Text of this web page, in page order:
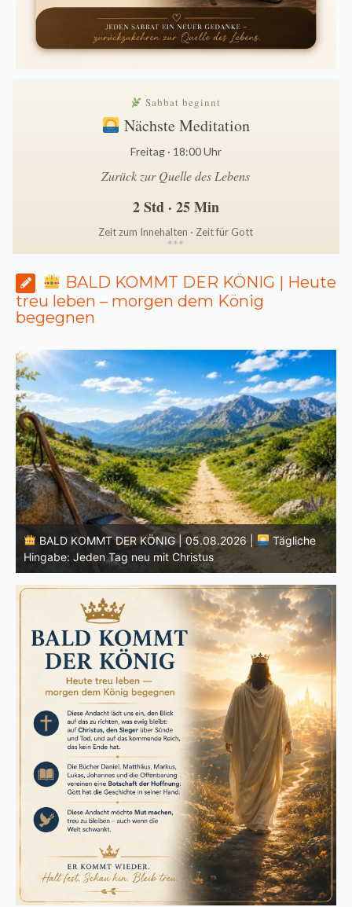
Sabbat beginnt
Nächste Meditation
Freitag · 18:00 Uhr
Zurück zur Quelle des Lebens
2 Std · 25 Min
Zeit zum Innehalten · Zeit für Gott
***
BALD KOMMT DER KÖNIG | Heute
treu leben – morgen dem König
begegnen
BALD KOMMT DER KÖNIG | 04.08.2026 |
Lasst eure
Lichter brennen: Wachsamkeit im Alltag